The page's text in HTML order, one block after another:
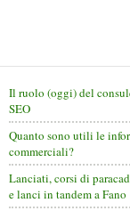
Il ruolo (oggi) del
SEO
Quanto sono utili le
commerciali?
Lanciati, corsi di
e lanci in tandem a Fano